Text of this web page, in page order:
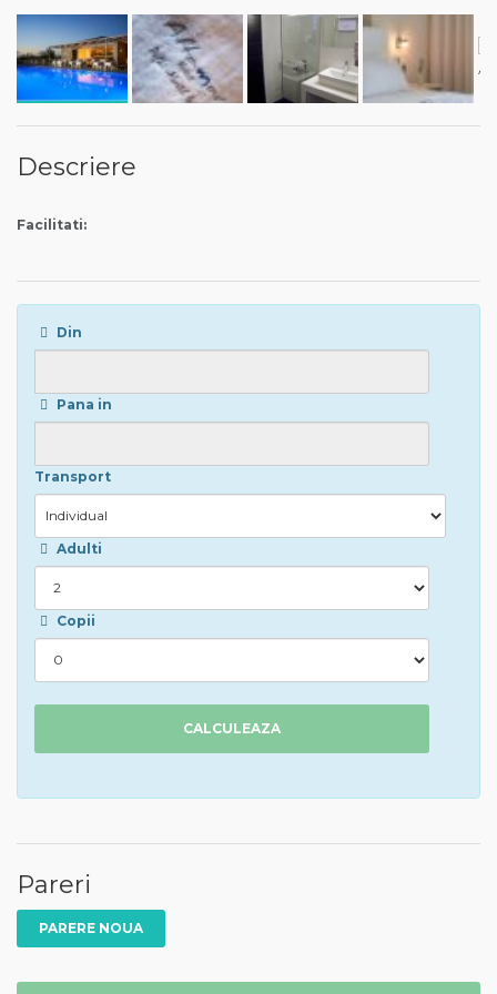
Descriere
Facilitati:
Din
Pana in
Transport
Adulti
Copii
CALCULEAZA
Pareri
PARERE NOUA